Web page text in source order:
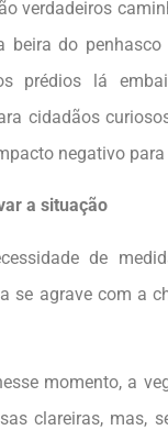
verdadeiros
beira do
prédios lá
cidadãos
negativo para
a situação
de
se agrave com a
momento, a
clareiras, mas,